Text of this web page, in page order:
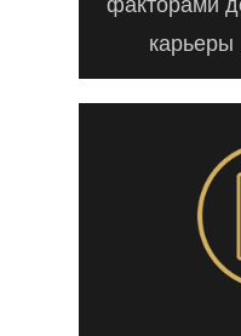
карьеры